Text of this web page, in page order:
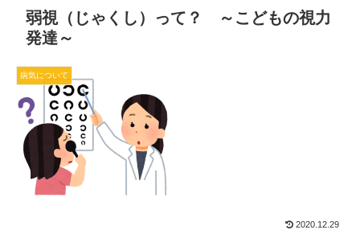
弱視（じゃくし）って？ ～こどもの視力
発達～
病気について
2020.12.29